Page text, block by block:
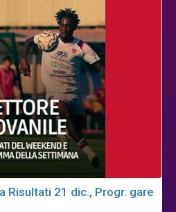
Risultati 21 dic., Progr. gare